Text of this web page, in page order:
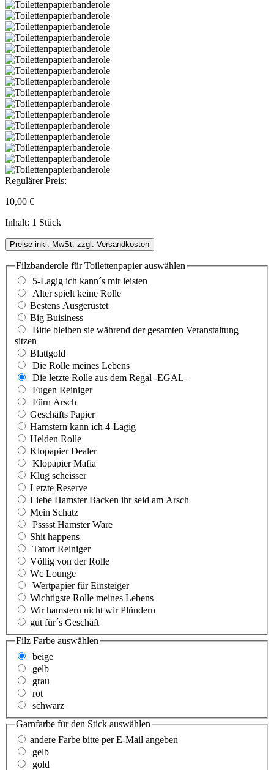
Regulärer Preis:
10,00 €
Inhalt: 1 Stück
Preise inkl. MwSt. zzgl. Versandkosten
Filzbanderole für Toilettenpapierauswählen
5-Lagig ich kann´s mir leisten
Alter spielt keine Rolle
Bestens Ausgerüstet
Big Buisiness
Bitte bleiben sie während der gesamten Veranstaltung
sitzen
Blattgold
Die Rolle meines Lebens
Die letzte Rolle aus dem Regal -EGAL-
Fugen Reiniger
Fürn Arsch
Geschäfts Papier
Hamstern kann ich 4-Lagig
Helden Rolle
Klopapier Dealer
Klopapier Mafia
Klug scheisser
Letzte Reserve
Liebe Hamster Backen ihr seid am Arsch
Mein Schatz
Psssst Hamster Ware
Shit happens
Tatort Reiniger
Völlig von der Rolle
Wc Lounge
Wertpapier für Einsteiger
Wichtigste Rolle meines Lebens
Wir hamstern nicht wir Plündern
gut für´s Geschäft
Filz Farbe auswählen
beige
gelb
grau
rot
schwarz
Garnfarbe für den Stick auswählen
andere Farbe bitte per E-Mail angeben
gelb
gold